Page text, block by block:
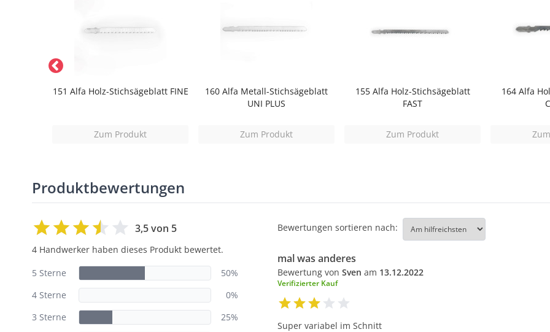
151 Alfa Holz-Stichsägeblatt FINE
Zum Produkt
160 Alfa Metall-Stichsägeblatt
UNI PLUS
Zum Produkt
155 Alfa Holz-Stichsägeblatt
FAST
Zum Produkt
164 Alfa
Produktbewertungen
3,5 von 5
4 Handwerker haben dieses Produkt bewertet.
5 Sterne
50%
4 Sterne
0%
3 Sterne
25%
Bewertungen sortieren nach:
mal was anderes
Bewertung von Sven am 13.12.2022
Verifizierter Kauf
Super variabel im Schnitt